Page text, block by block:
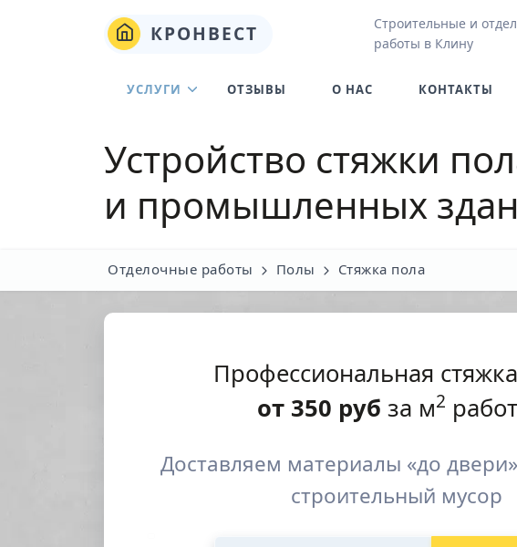
КРОНВЕСТ
Строительные и
работы в Клину
УСЛУГИ ОТЗЫВЫ О НАС КОНТАКТЫ
Устройство стяжки
и промышленных
Отделочные работы Полы Стяжка пола
Профессиональная
от 350 руб за м2
Доставляем материалы «до
строительный мусор